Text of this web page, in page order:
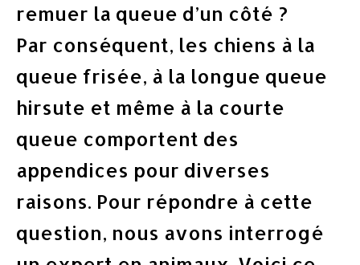
remuer la queue d’un côté ?
Par conséquent, les chiens à la
queue frisée, à la longue queue
hirsute et même à la courte
queue comportent des
appendices pour diverses
raisons. Pour répondre à cette
question, nous avons interrogé